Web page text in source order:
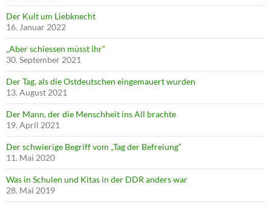
Der Kult um Liebknecht
16. Januar 2022
„Aber schiessen müsst ihr“
30. September 2021
Der Tag, als die Ostdeutschen eingemauert wurden
13. August 2021
Der Mann, der die Menschheit ins All brachte
19. April 2021
Der schwierige Begriff vom „Tag der Befreiung“
11. Mai 2020
Was in Schulen und Kitas in der DDR anders war
28. Mai 2019